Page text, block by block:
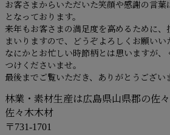
お客さまからいただいた笑顔や感謝の言
となっております。
来年もお客さまの満足度を高めるために、
まいりますので、どうぞよろしくお願いい
なにかとお忙しい時節柄とは思いますが、
つけくださいませ。
最後までご覧いただき、ありがとうござい
林業・素材生産は広島県山県郡の佐
佐々木木材
〒731-1701